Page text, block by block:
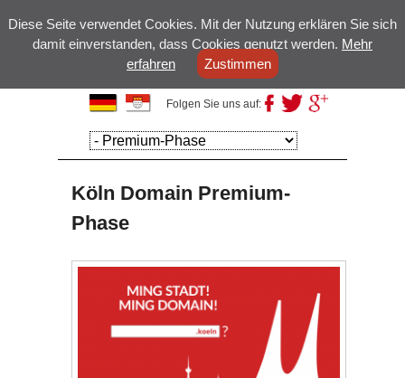
Kölsche Domains
Folgen Sie uns auf:
Hauptmenü
Weiter zum
Hauptinhalt
Weiter zum
Sekundärinhalt
Köln Domain Premium-
Phase
Diese Seite verwendet Cookies. Mit der Nutzung erklären Sie sich
damit einverstanden, dass Cookies genutzt werden. Mehr
erfahren
Zustimmen